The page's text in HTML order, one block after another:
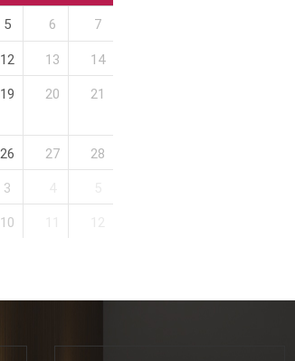
5 6 7
12 13 14
19 20 21
26 27 28
3
10